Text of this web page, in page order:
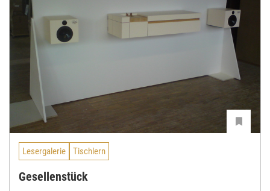
Lesergalerie Tischlern
Gesellenstück